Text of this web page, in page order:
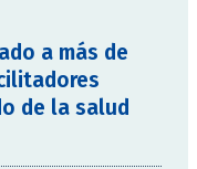
a más de
de la salud